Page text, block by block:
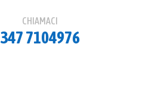
CHIAMACI
347 7104976